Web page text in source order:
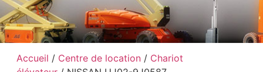
Accueil / Centre de location/ Chariot